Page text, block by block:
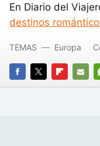
En Diario del
destinos
FACEBOOK
TWITTERFLIPBOARD
E-
TEMAS Europa